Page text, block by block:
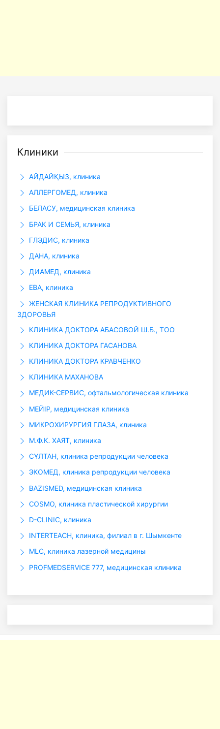
Клиники
АЙДАЙҚЫЗ, клиника
АЛЛЕРГОМЕД, клиника
БЕЛАСУ, медицинская клиника
БРАК И СЕМЬЯ, клиника
ГЛЭДИС, клиника
ДАНА, клиника
ДИАМЕД, клиника
ЕВА, клиника
ЖЕНСКАЯ КЛИНИКА РЕПРОДУКТИВНОГО
ЗДОРОВЬЯ
КЛИНИКА ДОКТОРА АБАСОВОЙ Ш.Б., ТОО
КЛИНИКА ДОКТОРА ГАСАНОВА
КЛИНИКА ДОКТОРА КРАВЧЕНКО
КЛИНИКА МАХАНОВА
МЕДИК-СЕРВИС, офтальмологическая клиника
МЕЙІР, медицинская клиника
МИКРОХИРУРГИЯ ГЛАЗА, клиника
М.Ф.К. ХАЯТ, клиника
СҰЛТАН, клиника репродукции человека
ЭКОМЕД, клиника репродукции человека
BAZISMED, медицинская клиника
COSMO, клиника пластической хирургии
D-CLINIC, клиника
INTERTEACH, клиника, филиал в г. Шымкенте
MLC, клиника лазерной медицины
PROFMEDSERVICE 777, медицинская клиника